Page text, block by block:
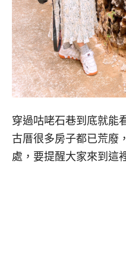
穿過咕咾石巷到底就能
古厝很多房子都已荒廢
處，要提醒大家來到這